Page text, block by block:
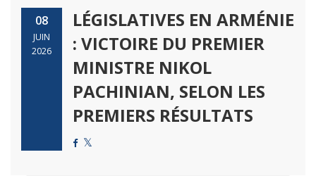
08
JUIN
2026
LÉGISLATIVES EN ARMÉNIE
: VICTOIRE DU PREMIER
MINISTRE NIKOL
PACHINIAN, SELON LES
PREMIERS RÉSULTATS